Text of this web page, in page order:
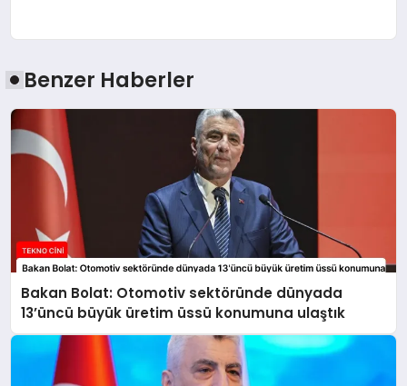
Benzer Haberler
Bakan Bolat: Otomotiv sektöründe dünyada
13’üncü büyük üretim üssü konumuna ulaştık